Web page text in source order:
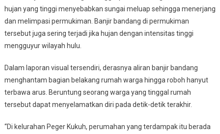
hujan yang tinggi menyebabkan sungai meluap sehingga menerjang
dan melimpasi permukiman. Banjir bandang di permukiman
tersebut juga sering terjadi jika hujan dengan intensitas tinggi
mengguyur wilayah hulu.
Dalam laporan visual tersendiri, derasnya aliran banjir bandang
menghantam bagian belakang rumah warga hingga roboh hanyut
terbawa arus. Beruntung seorang warga yang tinggal rumah
tersebut dapat menyelamatkan diri pada detik-detik terakhir.
“Di kelurahan Peger Kukuh, perumahan yang terdampak itu berada